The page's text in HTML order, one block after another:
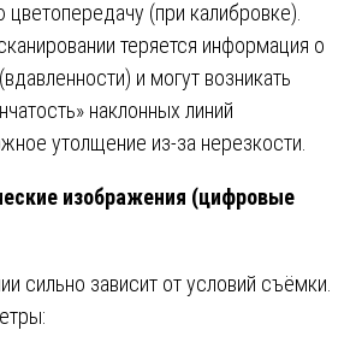
(при калибровке).
теряется информация о
и могут возникать
наклонных линий
утолщение из-за нерезкости.
изображения (цифровые
сильно зависит от условий съёмки.